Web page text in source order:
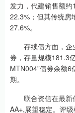
发力，代建销售额
22.3%；但其传统房
27.6%。
存续债方面，企
券，存量规模181.3
MTN004”债券余额
期。
联合资信在最新
AA+,展望稳定。评